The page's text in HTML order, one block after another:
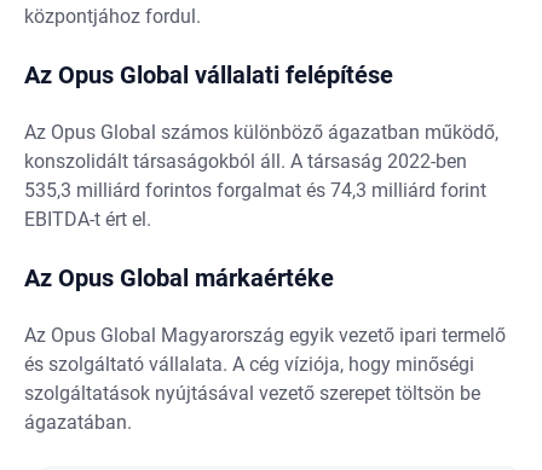
központjához fordul.
Az Opus Global vállalati felépítése
Az Opus Global számos különböző ágazatban működő,
konszolidált társaságokból áll. A társaság 2022-ben
535,3 milliárd forintos forgalmat és 74,3 milliárd forint
EBITDA-t ért el.
Az Opus Global márkaértéke
Az Opus Global Magyarország egyik vezető ipari termelő
és szolgáltató vállalata. A cég víziója, hogy minőségi
szolgáltatások nyújtásával vezető szerepet töltsön be
ágazatában.